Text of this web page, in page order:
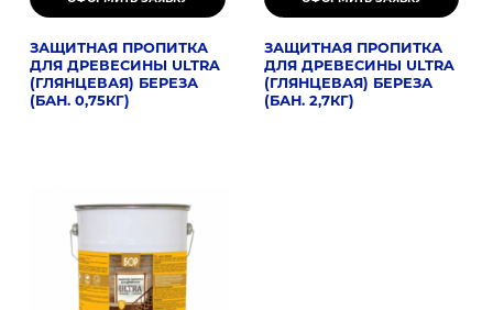
ЗАЩИТНАЯ ПРОПИТКА
ДЛЯ ДРЕВЕСИНЫ ULTRA
(ГЛЯНЦЕВАЯ) БЕРЕЗА
(БАН. 0,75КГ)
ЗАЩИТНАЯ ПРОПИТКА
ДЛЯ ДРЕВЕСИНЫ ULTRA
(ГЛЯНЦЕВАЯ) БЕРЕЗА
(БАН. 2,7КГ)